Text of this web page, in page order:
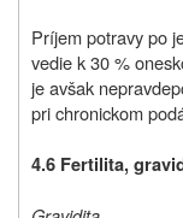
Príjem potravy po
vedie k 30 %
je avšak
pri chronickom
4.6 Fertilita,